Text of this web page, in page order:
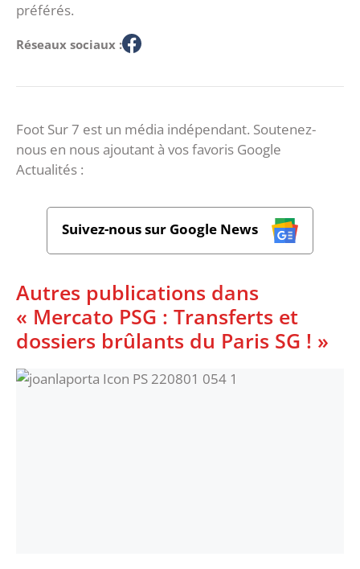
préférés.
Réseaux sociaux :
Foot Sur 7 est un média indépendant. Soutenez-
nous en nous ajoutant à vos favoris Google
Actualités :
Suivez-nous sur Google News
Autres publications dans
« Mercato PSG : Transferts et
dossiers brûlants du Paris SG ! »